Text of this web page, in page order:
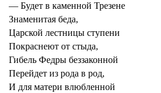
— Будет в каменной Трезене
Знаменитая беда,
Царской лестницы ступени
Покраснеют от стыда,
Гибель Федры беззаконной
Перейдет из рода в род,
И для матери влюбленной